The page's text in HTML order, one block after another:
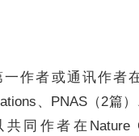
作者或通讯作者
、PNAS（2篇）
同作者在Nature